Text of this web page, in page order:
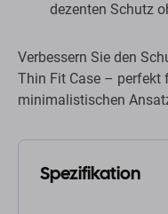
dezenten Schutz
Verbessern Sie den
Thin Fit Case – perfekt
minimalistischen
Spezifikation